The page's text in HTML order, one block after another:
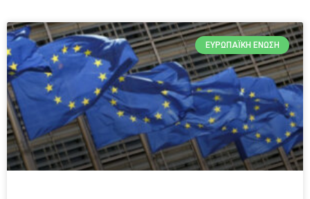
ΕΥΡΩΠΑΪΚΉ ΈΝΩΣΗ